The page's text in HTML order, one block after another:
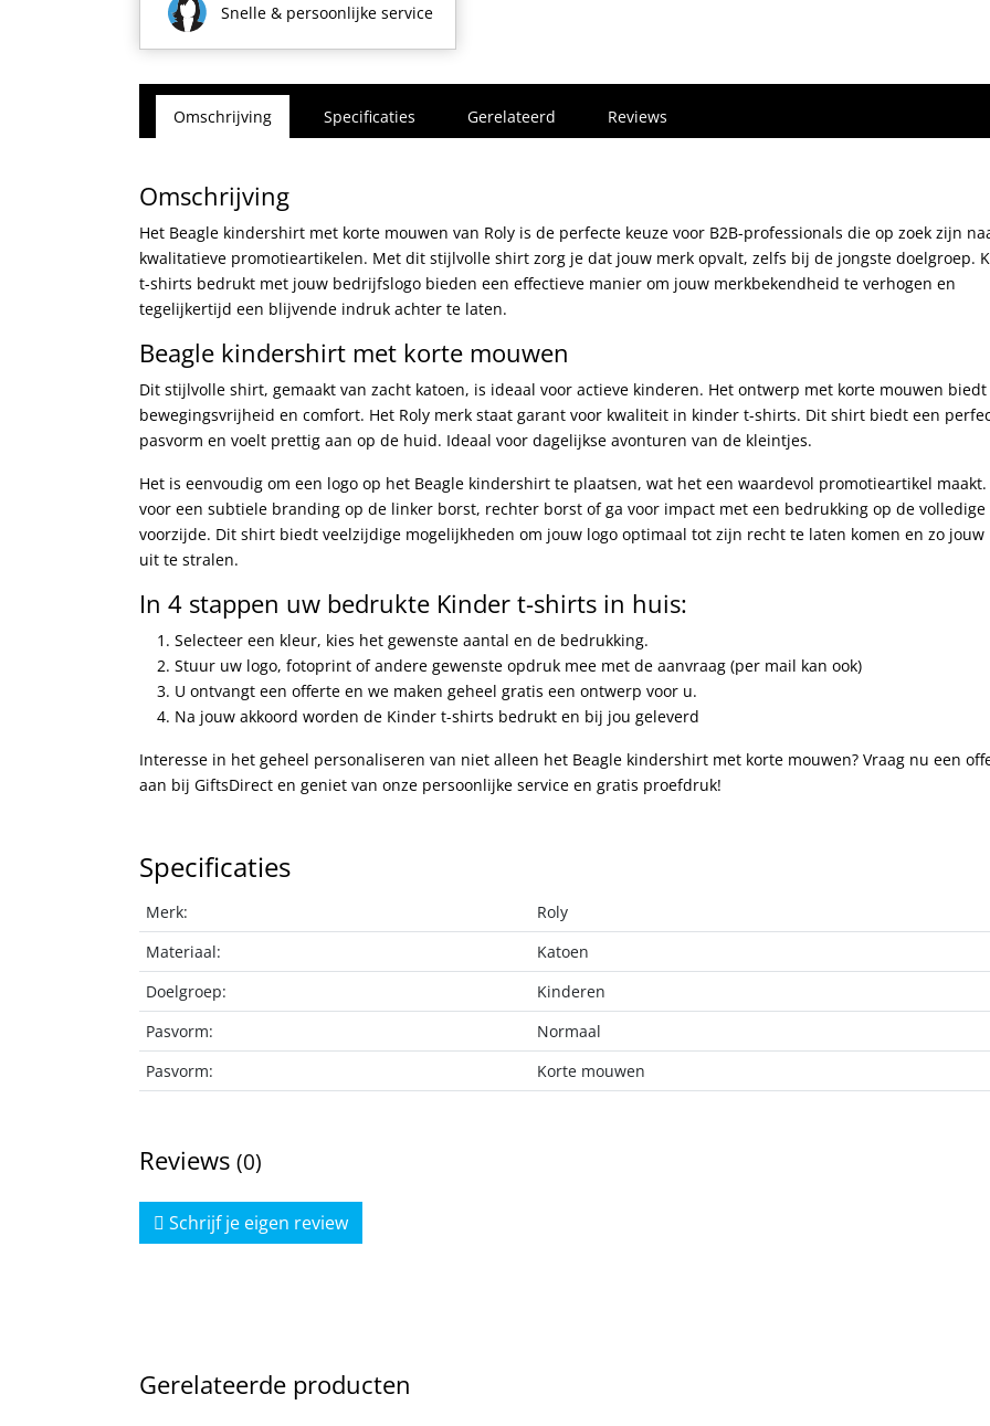
Snelle & persoonlijke service
Omschrijving Specificaties Gerelateerd Reviews
Omschrijving
Het Beagle kindershirt met korte mouwen van Roly is de perfecte keuze voor B2B-professionals die op zoek zijn
kwalitatieve promotieartikelen. Met dit stijlvolle shirt zorg je dat jouw merk opvalt, zelfs bij de jongste doelgroep.
t-shirts bedrukt met jouw bedrijfslogo bieden een effectieve manier om jouw merkbekendheid te verhogen en
tegelijkertijd een blijvende indruk achter te laten.
Beagle kindershirt met korte mouwen
Dit stijlvolle shirt, gemaakt van zacht katoen, is ideaal voor actieve kinderen. Het ontwerp met korte mouwen
bewegingsvrijheid en comfort. Het Roly merk staat garant voor kwaliteit in kinder t-shirts. Dit shirt biedt een
pasvorm en voelt prettig aan op de huid. Ideaal voor dagelijkse avonturen van de kleintjes.
Het is eenvoudig om een logo op het Beagle kindershirt te plaatsen, wat het een waardevol promotieartikel maakt.
voor een subtiele branding op de linker borst, rechter borst of ga voor impact met een bedrukking op de volledige
voorzijde. Dit shirt biedt veelzijdige mogelijkheden om jouw logo optimaal tot zijn recht te laten komen en zo jouw
uit te stralen.
In 4 stappen uw bedrukte Kinder t-shirts in huis:
Selecteer een kleur, kies het gewenste aantal en de bedrukking.
Stuur uw logo, fotoprint of andere gewenste opdruk mee met de aanvraag (per mail kan ook)
U ontvangt een offerte en we maken geheel gratis een ontwerp voor u.
Na jouw akkoord worden de Kinder t-shirts bedrukt en bij jou geleverd
Interesse in het geheel personaliseren van niet alleen het Beagle kindershirt met korte mouwen? Vraag nu een
aan bij GiftsDirect en geniet van onze persoonlijke service en gratis proefdruk!
Specificaties
Merk:
Roly
Materiaal:
Katoen
Doelgroep:
Kinderen
Pasvorm:
Normaal
Pasvorm:
Korte mouwen
Reviews (0)
Schrijf je eigen review
Gerelateerde producten